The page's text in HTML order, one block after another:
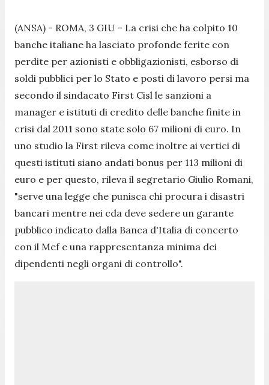
(ANSA) - ROMA, 3 GIU - La crisi che ha colpito 10
banche italiane ha lasciato profonde ferite con
perdite per azionisti e obbligazionisti, esborso di
soldi pubblici per lo Stato e posti di lavoro persi ma
secondo il sindacato First Cisl le sanzioni a
manager e istituti di credito delle banche finite in
crisi dal 2011 sono state solo 67 milioni di euro. In
uno studio la First rileva come inoltre ai vertici di
questi istituti siano andati bonus per 113 milioni di
euro e per questo, rileva il segretario Giulio Romani,
"serve una legge che punisca chi procura i disastri
bancari mentre nei cda deve sedere un garante
pubblico indicato dalla Banca d'Italia di concerto
con il Mef e una rappresentanza minima dei
dipendenti negli organi di controllo".